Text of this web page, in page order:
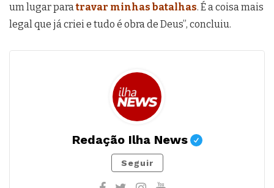
um lugar paratravar minhas batalhas. É a coisa mais
legal que já criei e tudo é obra de Deus”, concluiu.
Redação Ilha News
Seguir